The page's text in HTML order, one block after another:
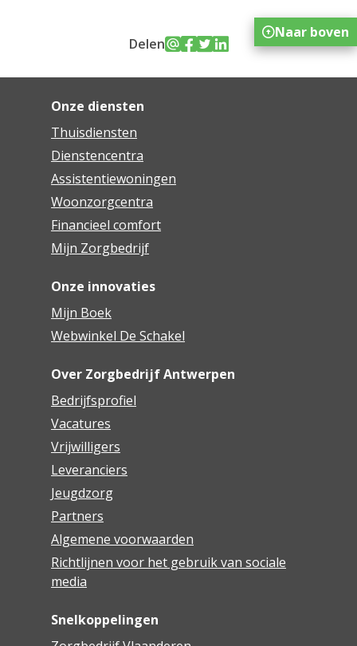
Delen
Onze diensten
Thuisdiensten
Dienstencentra
Assistentiewoningen
Woonzorgcentra
Financieel comfort
Mijn Zorgbedrijf
Onze innovaties
Mijn Boek
Webwinkel De Schakel
Over Zorgbedrijf Antwerpen
Bedrijfsprofiel
Vacatures
Vrijwilligers
Leveranciers
Jeugdzorg
Partners
Algemene voorwaarden
Richtlijnen voor het gebruik van sociale
media
Snelkoppelingen
Naar boven